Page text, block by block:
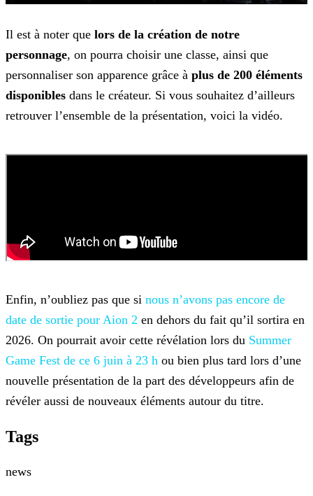
Il est à noter que lors de la création de notre
personnage, on pourra choisir une classe, ainsi que
personnaliser son apparence grâce à plus de 200 éléments
disponibles dans le créateur. Si vous souhaitez d’ailleurs
retrouver l’ensemble de la présentation, voici la vidéo.
Enfin, n’oubliez pas que si nous n’avons pas encore de
date de sortie pour Aion 2 en dehors du fait qu’il sortira en
2026. On pourrait avoir cette révélation lors du Summer
Game Fest de ce 6 juin à 23 h ou bien plus tard lors d’une
nouvelle présentation de la part des développeurs afin de
révéler aussi de nouveaux éléments autour du titre.
Tags
news